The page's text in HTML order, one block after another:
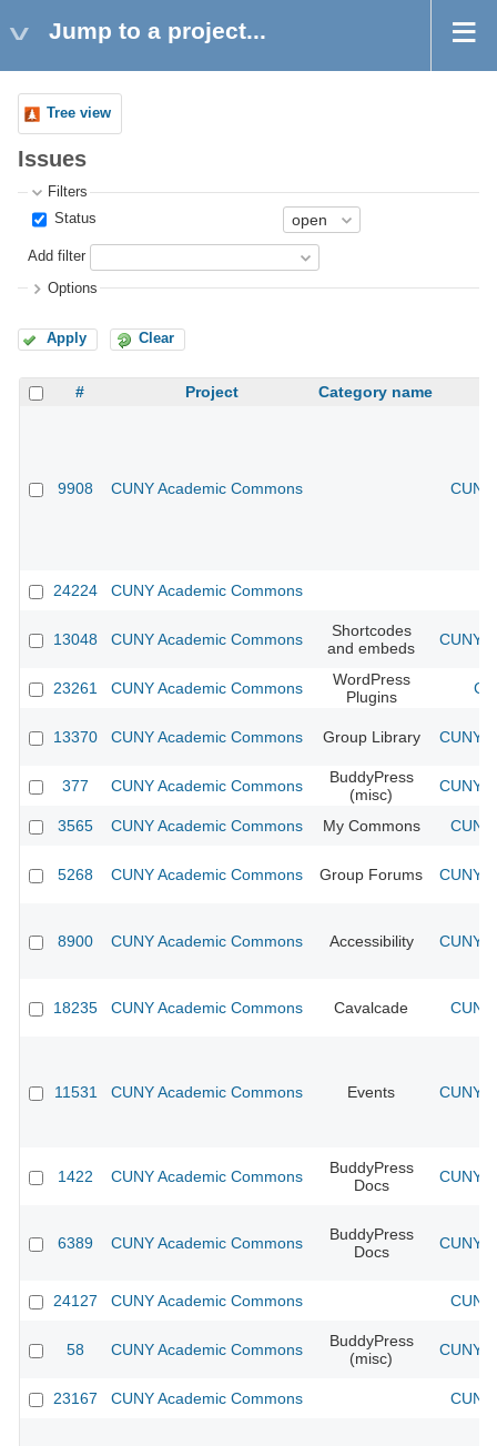
Jump to a project...
Tree view
Issues
Filters
Status
Add filter
Options
Apply Clear
# Project Category name
9908 CUNY Academic Commons
24224 CUNY Academic Commons
13048 CUNY Academic Commons
Shortcodes
and embeds
CUNY
23261 CUNY Academic Commons
WordPress
Plugins
13370 CUNY Academic Commons Group Library CUNY
377 CUNY Academic Commons
BuddyPress
(misc)
CUNY
3565 CUNY Academic Commons My Commons
5268 CUNY Academic Commons Group Forums CUNY
8900 CUNY Academic Commons Accessibility CUNY
18235 CUNY Academic Commons Cavalcade
11531 CUNY Academic Commons Events CUNY
1422 CUNY Academic Commons
BuddyPress
Docs
CUNY
6389 CUNY Academic Commons
BuddyPress
Docs
CUNY
24127 CUNY Academic Commons
58 CUNY Academic Commons
BuddyPress
(misc)
CUNY
23167 CUNY Academic Commons